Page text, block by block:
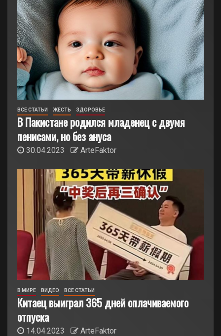
ВСЕ СТАТЬИ ЖЕСТЬ ЗДОРОВЬЕ
В Пакистане родился младенец с двумя
пенисами, но без ануса
30.04.2023 ArteFaktor
В МИРЕ ВИДЕО ВСЕ СТАТЬИ
Китаец выиграл 365 дней оплачиваемого
отпуска
14.04.2023 ArteFaktor